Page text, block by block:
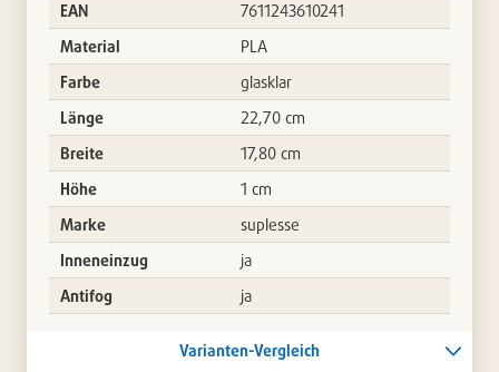
EAN
7611243610241
Material
PLA
Farbe
glasklar
Länge
22,70 cm
Breite
17,80 cm
Höhe
1 cm
Marke
suplesse
Inneneinzug
ja
Antifog
ja
Varianten-Vergleich